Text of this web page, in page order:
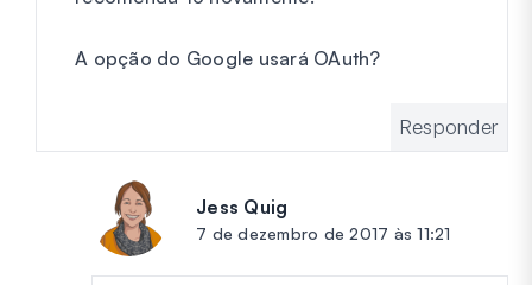
A opção do Google usará OAuth?
Responder
Jess Quig
7 de dezembro de 2017 às 11:21